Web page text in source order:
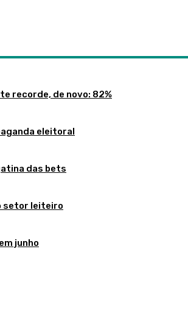
recorde, de novo: 82%
eleitoral
das bets
setor leiteiro
junho